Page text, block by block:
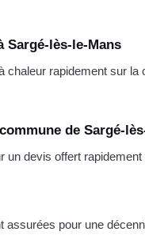
Sargé-lès-le-Mans
chaleur rapidement sur la
de Sargé-
un devis offert
pour une